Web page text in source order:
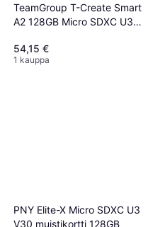
TeamGroup T-Create Smart
A2 128GB Micro SDXC U3
54,15 €
1 kauppa
PNY Elite-X Micro SDXC U3
V30 muistikortti 128GB